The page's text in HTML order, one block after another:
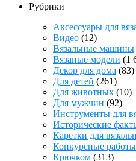
Рубрики
Аксессуары для
Видео (12)
Вязальные машины
Вязаные модели (1
Декор для дома (83)
Для детей (261)
Для животных (10)
Для мужчин (92)
Инструменты для
Исторические
Каретки для
Конкурсные работы
Крючком (313)